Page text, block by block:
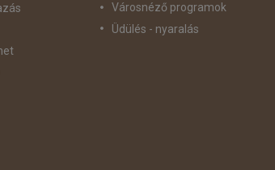
Városnéző programok
Üdülés - nyaralás